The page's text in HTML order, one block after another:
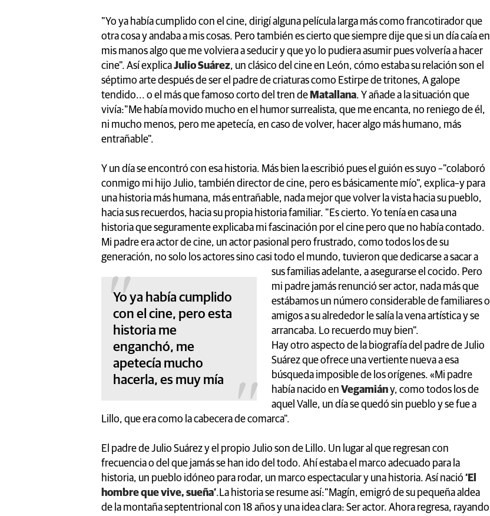
"Yo ya había cumplido con el cine, dirigí alguna película larga más como francotirador que
otra cosa y andaba a mis cosas. Pero también es cierto que siempre dije que si un día caía en
mis manos algo que me volviera a seducir y que yo lo pudiera asumir pues volvería a hacer
cine". Así explicaJulio Suárez, un clásico del cine en León, cómo estaba su relación son el
séptimo arte después de ser el padre de criaturas como Estirpe de tritones, A galope
tendido... o el más que famoso corto del tren de Matallana. Y añade a la situación que
vivía:"Me había movido mucho en el humor surrealista, que me encanta, no reniego de él,
ni mucho menos, pero me apetecía, en caso de volver, hacer algo más humano, más
entrañable".
Y un día se encontró con esa historia. Más bien la escribió pues el guión es suyo –"colaboró
conmigo mi hijo Julio, también director de cine, pero es básicamente mío", explica–y para
una historia más humana, más entrañable, nada mejor que volver la vista hacia su pueblo,
hacia sus recuerdos, hacia su propia historia familiar. "Es cierto. Yo tenía en casa una
historia que seguramente explicaba mi fascinación por el cine pero que no había contado.
Mi padre era actor de cine, un actor pasional pero frustrado, como todos los de su
generación, no solo los actores sino casi todo el mundo, tuvieron que dedicarse a sacar a
sus familias adelante, a asegurarse el cocido.
Yo ya había cumplido
con el cine, pero esta
historia me
enganchó, me
apetecía mucho
hacerla, es muy mía
Pero
mi padre jamás renunció ser actor, nada más que
estábamos un número considerable de familiares o
amigos a su alrededor le salía la vena artística y se
arrancaba. Lo recuerdo muy bien".
Hay otro aspecto de la biografía del padre de Julio
Suárez que ofrece una vertiente nueva a esa
búsqueda imposible de los orígenes. «Mi padre
había nacido en Vegamiány, como todos los de
aquel Valle, un día se quedó sin pueblo y se fue a
Lillo, que era como la cabecera de comarca".
El padre de Julio Suárez y el propio Julio son de Lillo. Un lugar al que regresan con
frecuencia o del que jamás se han ido del todo. Ahí estaba el marco adecuado para la
historia, un pueblo idóneo para rodar, un marco espectacular y una historia. Así nació ‘El
hombre que vive, sueña’.La historia se resume así:"Magín, emigró de su pequeña aldea
de la montaña septentrional con 18 años y una idea clara: Ser actor. Ahora regresa, rayando